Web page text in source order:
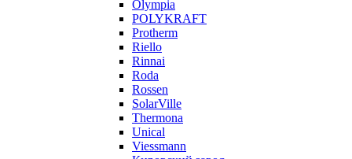
Olympia
POLYKRAFT
Protherm
Riello
Rinnai
Roda
Rossen
SolarVille
Thermona
Unical
Viessmann